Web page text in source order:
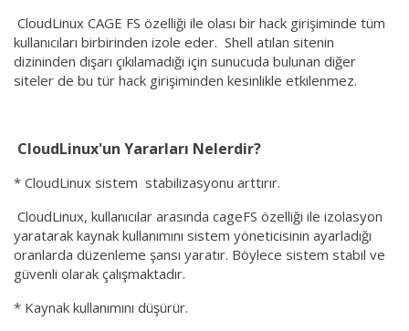
CloudLinux CAGE FS özelliği ile olası bir hack girişiminde tüm
kullanıcıları birbirinden izole eder. Shell atılan sitenin
dizininden dışarı çıkılamadığı için sunucuda bulunan diğer
siteler de bu tür hack girişiminden kesinlikle etkilenmez.
CloudLinux'un Yararları Nelerdir?
* CloudLinux sistem stabilizasyonu arttırır.
CloudLinux, kullanıcılar arasında cageFS özelliği ile izolasyon
yaratarak kaynak kullanımını sistem yöneticisinin ayarladığı
oranlarda düzenleme şansı yaratır. Böylece sistem stabil ve
güvenli olarak çalışmaktadır.
* Kaynak kullanımını düşürür.